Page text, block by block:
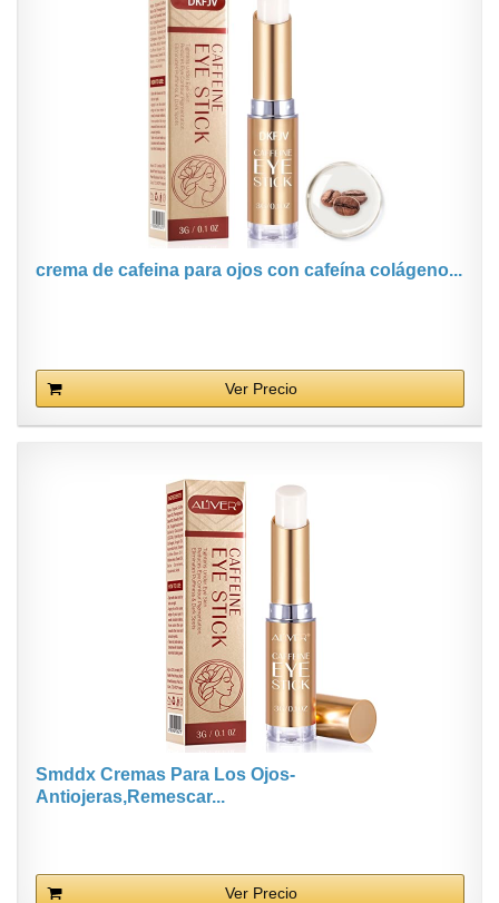
crema de cafeina para ojos con cafeína colágeno...
Ver Precio
Smddx Cremas Para Los Ojos-
Antiojeras,Remescar...
Ver Precio